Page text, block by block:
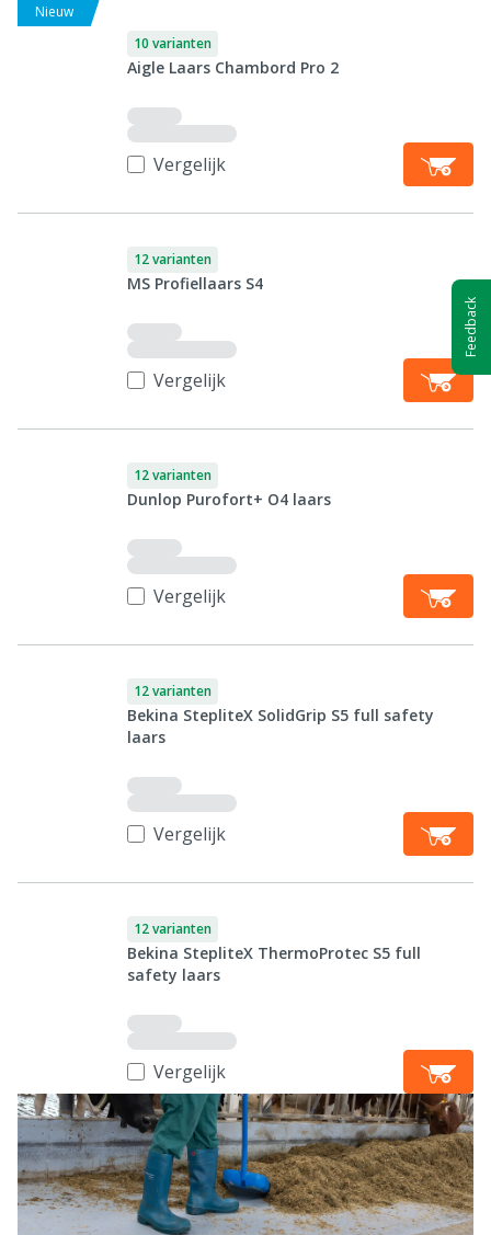
Nieuw
10 varianten
Aigle Laars Chambord Pro 2
Vergelijk
12 varianten
MS Profiellaars S4
Vergelijk
12 varianten
Dunlop Purofort+ O4 laars
Vergelijk
12 varianten
Bekina StepliteX SolidGrip S5 full safety
laars
Vergelijk
12 varianten
Bekina StepliteX ThermoProtec S5 full
safety laars
Vergelijk
Feedback